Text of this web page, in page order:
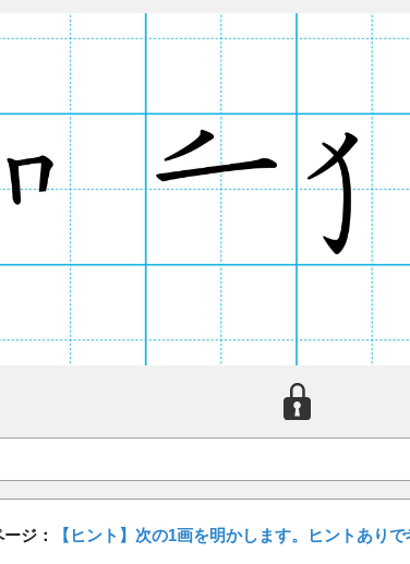
ジ： 【ヒント】次の1画を明かします。ヒントあり